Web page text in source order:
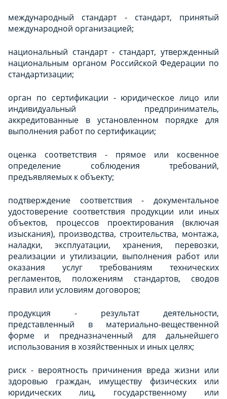
международный стандарт - стандарт, принятый
международной организацией;
национальный стандарт - стандарт, утвержденный
национальным органом Российской Федерации по
стандартизации;
орган по сертификации - юридическое лицо или
индивидуальный предприниматель,
аккредитованные в установленном порядке для
выполнения работ по сертификации;
оценка соответствия - прямое или косвенное
определение соблюдения требований,
предъявляемых к объекту;
подтверждение соответствия - документальное
удостоверение соответствия продукции или иных
объектов, процессов проектирования (включая
изыскания), производства, строительства, монтажа,
наладки, эксплуатации, хранения, перевозки,
реализации и утилизации, выполнения работ или
оказания услуг требованиям технических
регламентов, положениям стандартов, сводов
правил или условиям договоров;
продукция - результат деятельности,
представленный в материально-вещественной
форме и предназначенный для дальнейшего
использования в хозяйственных и иных целях;
риск - вероятность причинения вреда жизни или
здоровью граждан, имуществу физических или
юридических лиц, государственному или